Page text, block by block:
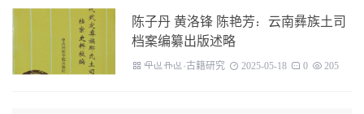
陈子丹 黄洛锋 陈艳芳：云南彝族土司
档案编纂出版述略
녪긔닪긔·古籍研究 2025-05-18 0 205